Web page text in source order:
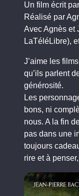
Un film écrit
Réalisé par
Avec Agnès et
LaTéléLibre),
J’aime les
qu’ils parlent
générosité.
Les
bons, ni
nous. A la fin
pas dans une
toujours
rire et à